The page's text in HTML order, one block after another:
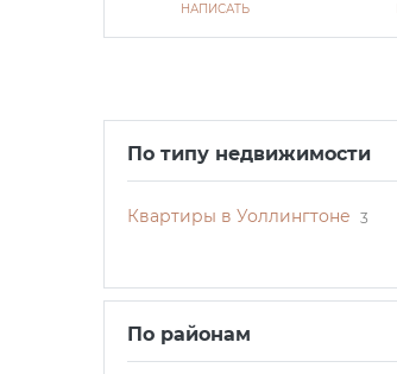
НАПИСАТЬ
По типу недвижимости
Квартиры в Уоллингтоне 3
По районам